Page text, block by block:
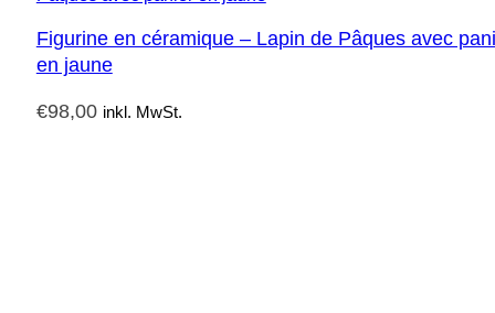
Figurine en céramique – Lapin de Pâques avec
en jaune
€98,00 inkl. MwSt.